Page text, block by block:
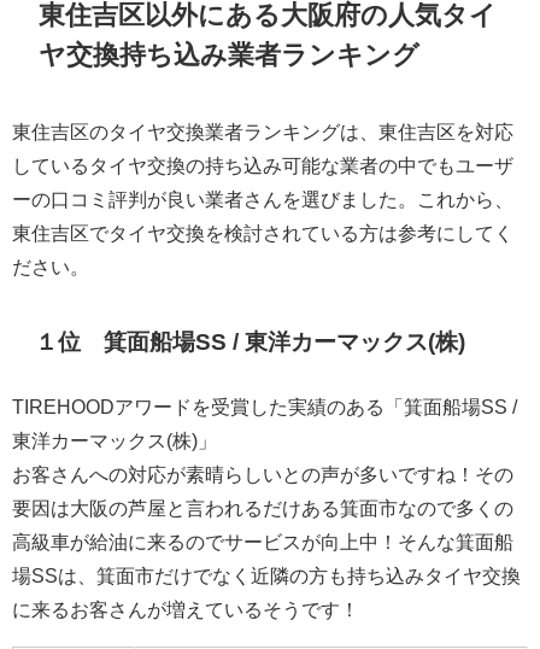
東住吉区以外にある大阪府の人気タイ
ヤ交換持ち込み業者ランキング
東住吉区のタイヤ交換業者ランキングは、東住吉区を対応
しているタイヤ交換の持ち込み可能な業者の中でもユーザ
ーの口コミ評判が良い業者さんを選びました。これから、
東住吉区でタイヤ交換を検討されている方は参考にしてく
ださい。
１位 箕面船場SS / 東洋カーマックス(株)
TIREHOODアワードを受賞した実績のある「箕面船場SS /
東洋カーマックス(株)」
お客さんへの対応が素晴らしいとの声が多いですね！その
要因は大阪の芦屋と言われるだけある箕面市なので多くの
高級車が給油に来るのでサービスが向上中！そんな箕面船
場SSは、箕面市だけでなく近隣の方も持ち込みタイヤ交換
に来るお客さんが増えているそうです！